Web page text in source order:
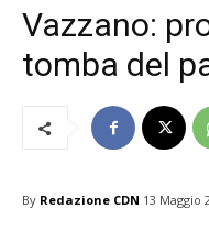
Vazzano:
tomba del
By Redazione CDN 13 Maggio